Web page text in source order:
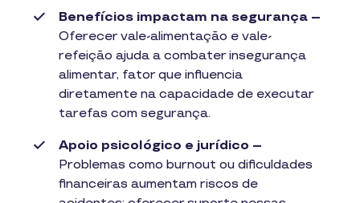
Benefícios impactam na segurança –
Oferecer vale-alimentação e vale-
refeição ajuda a combater insegurança
alimentar, fator que influencia
diretamente na capacidade de executar
tarefas com segurança.
Apoio psicológico e jurídico –
Problemas como burnout ou dificuldades
financeiras aumentam riscos de